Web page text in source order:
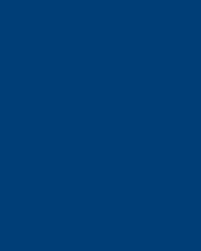
branży FMCG -